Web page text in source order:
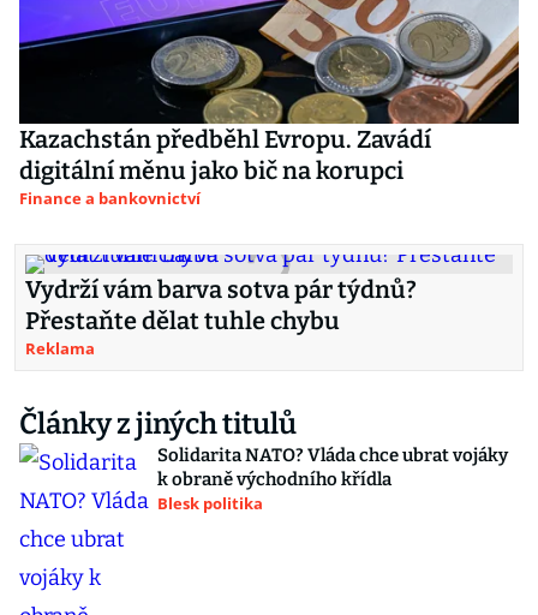
Kazachstán předběhl Evropu. Zavádí
digitální měnu jako bič na korupci
Finance a bankovnictví
Vydrží vám barva sotva pár týdnů?
Přestaňte dělat tuhle chybu
Reklama
Články z jiných titulů
Solidarita NATO? Vláda chce ubrat vojáky
k obraně východního křídla
Blesk politika